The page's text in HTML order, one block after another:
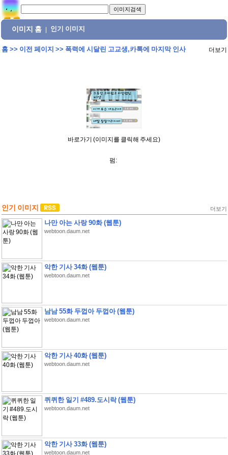
이미지 홈 인기 이미지
홈>> 이전 페이지 >> 폭력에 시달린 고교생,카톡에 마지막 인사 더보기
바로가기 (이미지를 클릭해 주세요)
펌:
인기 이미지 더보기
나만 아는 사랑 90화 (웹툰)
webtoon.daum.net
악한 기사 34화 (웹툰)
webtoon.daum.net
남남 55화 두껍아 두껍아 (웹툰)
webtoon.daum.net
악한 기사 40화 (웹툰)
webtoon.daum.net
퀴퀴한 일기 #489.도시락 (웹툰)
webtoon.daum.net
악한 기사 33화 (웹툰)
webtoon.daum.net